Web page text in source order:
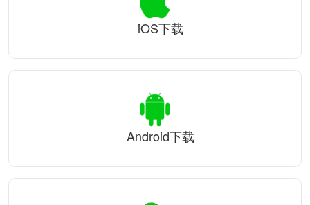
iOS下载
Android下载